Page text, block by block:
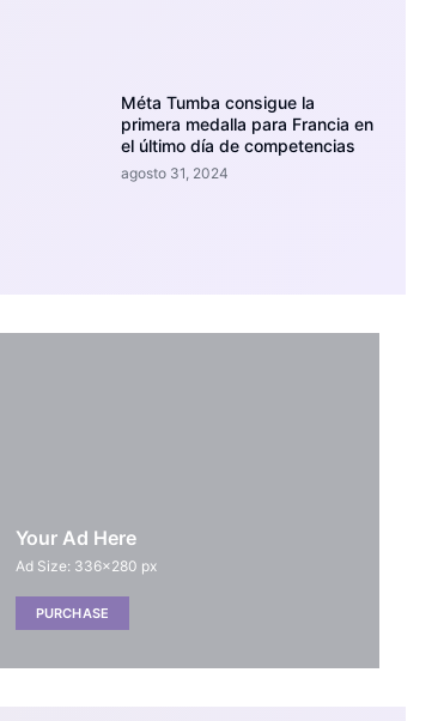
Méta Tumba consigue la
primera medalla para Francia en
el último día de competencias
agosto 31, 2024
Your Ad Here
Ad Size: 336x280 px
PURCHASE